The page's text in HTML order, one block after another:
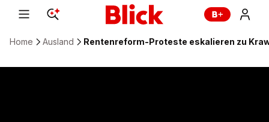
Home Ausland Rentenreform-Proteste eskalieren zu